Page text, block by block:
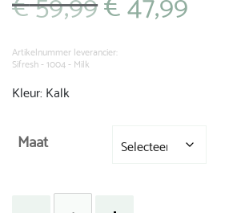
prijs
€ 59,99.
Artikelnummer leverancier:
Sifresh - 1004 - Milk
Kleur: Kalk
Maat